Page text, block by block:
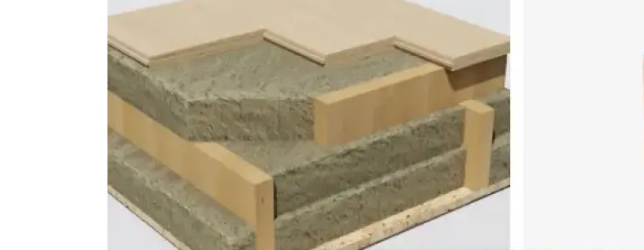
Prefabrik Dükkan Prefabrik Sosyal Tesis Binaları Prefabrik
Prefabrik Kreş Bina Modelleri
Prefabrik Anaokulu Bina
Modelleri
Prefabrik
Tek Katlı Prefabrik Villa İki Katlı Prefabrik Villa
Konteyner Ev